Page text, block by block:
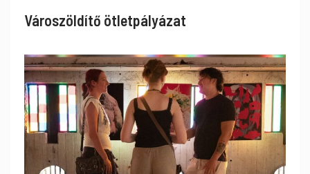
Városzöldítő ötletpályázat